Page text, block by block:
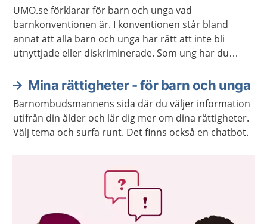
UMO.se förklarar för barn och unga vad
barnkonventionen är. I konventionen står bland
annat att alla barn och unga har rätt att inte bli
utnyttjade eller diskriminerade. Som ung har du
åsikter respekterade.
Mina rättigheter - för barn och unga
Barnombudsmannens sida där du väljer information
utifrån din ålder och lär dig mer om dina rättigheter.
Välj tema och surfa runt. Det finns också en chatbot.